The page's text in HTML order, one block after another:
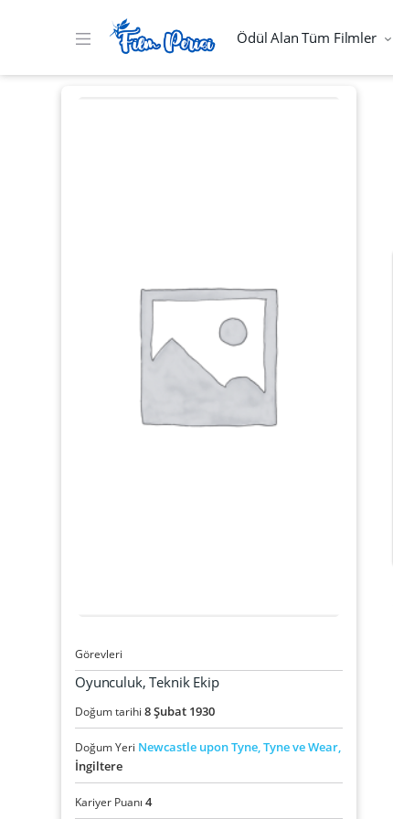
Ödül Alan Tüm Filmler
Görevleri
Oyunculuk, Teknik Ekip
Doğum tarihi 8Şubat 1930
Doğum Yeri Newcastle upon Tyne, Tyne ve Wear,
İngiltere
Kariyer Puanı 4